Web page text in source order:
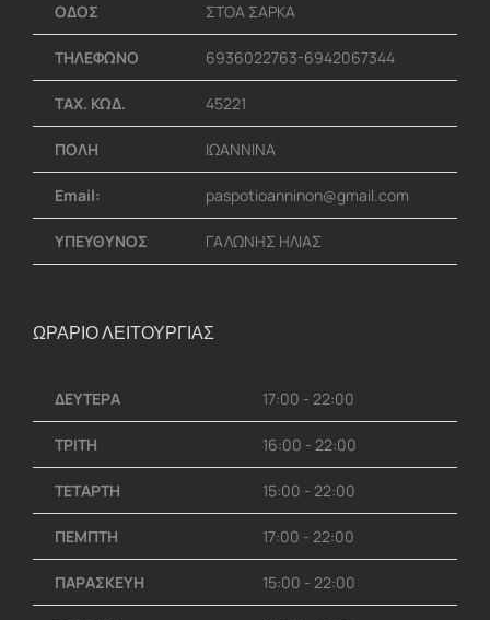
ΟΔΟΣ ΣΤΟΑ ΣΑΡΚΑ
ΤΗΛΕΦΩΝΟ 6936022763-6942067344
ΤΑΧ. ΚΩΔ. 45221
ΠΟΛΗ ΙΩΑΝΝΙΝΑ
Email: paspotioanninon@gmail.com
ΥΠΕΥΘΥΝΟΣ ΓΑΛΩΝΗΣ ΗΛΙΑΣ
ΩΡΑΡΙΟ ΛΕΙΤΟΥΡΓΙΑΣ
ΔΕΥΤΕΡΑ 17:00 - 22:00
ΤΡΙΤΗ 16:00 - 22:00
ΤΕΤΑΡΤΗ 15:00 - 22:00
ΠΕΜΠΤΗ 17:00 - 22:00
ΠΑΡΑΣΚΕΥΗ 15:00 - 22:00